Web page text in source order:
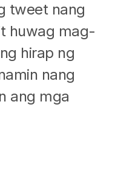
tweet nang
huwag mag-
hirap ng
nang
ang mga